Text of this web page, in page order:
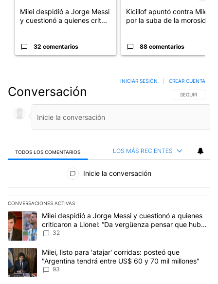
Milei despidió a Jorge Messi
y cuestionó a quienes crit...
32 comentarios
Kicillof apuntó contra Milei
por la suba de la morosida...
88 comentarios
Conversación SIGA ESTA
SEGUIR
INICIAR SESIÓN CREAR CUENTA
TODOS LOS COMENTARIOS LOS MÁS RECIENTES
Todos los comentarios
Inicie la conversación
CONVERSACIONES ACTIVAS
Este listado muestra los artículos con más comentarios en los
Un artículo de tendencia con el título "Milei despidió a Jorge
Milei despidió a Jorge Messi y cuestionó a quienes
criticaron a Lionel: “Da vergüenza pensar que hubo
anti-Messi”
32
Un artículo de tendencia con el título "Milei, listo para 'atajar'
Milei, listo para 'atajar' corridas: posteó que
"Argentina tendrá entre US$ 60 y 70 mil millones"
93